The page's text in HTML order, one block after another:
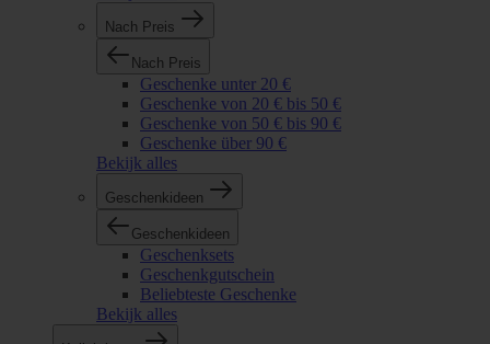
Nach Preis
Nach Preis
Geschenke unter 20 €
Geschenke von 20 € bis 50 €
Geschenke von 50 € bis 90 €
Geschenke über 90 €
Bekijk alles
Geschenkideen
Geschenkideen
Geschenksets
Geschenkgutschein
Beliebteste Geschenke
Bekijk alles